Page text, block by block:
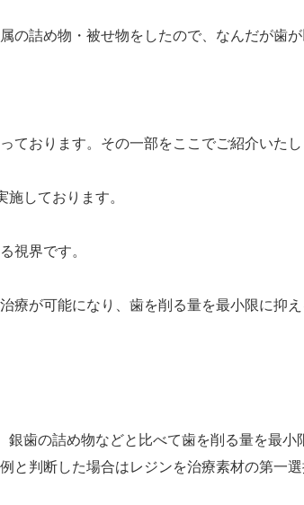
詰め物・被せ物をしたので、なんだが歯
おります。その一部をここでご紹介いたし
しております。
視界です。
治療が可能になり、歯を削る量を最小限に抑
銀歯の詰め物などと比べて歯を削る量を最小
判断した場合はレジンを治療素材の第一選